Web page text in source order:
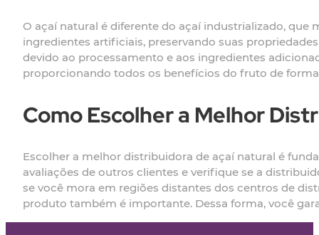
O açaí natural é diferente do açaí industrializado, que
ingredientes artificiais, preservando suas
devido ao processamento e aos ingredientes
proporcionando todos os benefícios do fruto de
Como Escolher a Melhor
Escolher a melhor distribuidora de açaí natural é
avaliações de outros clientes e verifique se a
se você mora em regiões distantes dos centros de
produto também é importante. Dessa forma, você